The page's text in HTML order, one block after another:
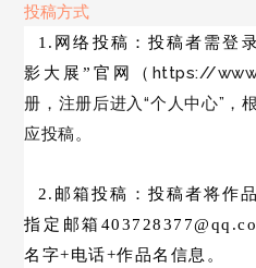
投稿方式
1.网络投稿：投稿者需登
影大展”官网
（ https://
册，注册后进入“个人中心”，
应投稿。
2.邮箱投稿：投稿者将作
指定邮箱
名字+电话+作品名信息。